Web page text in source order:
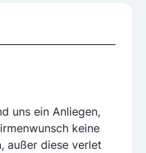
uns ein Anliegen,
keine
außer diese verlet